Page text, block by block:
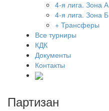
4-я лига. Зона А
4-я лига. Зона Б
+ Трансферы
Все турниры
КДК
Документы
Контакты
Партизан